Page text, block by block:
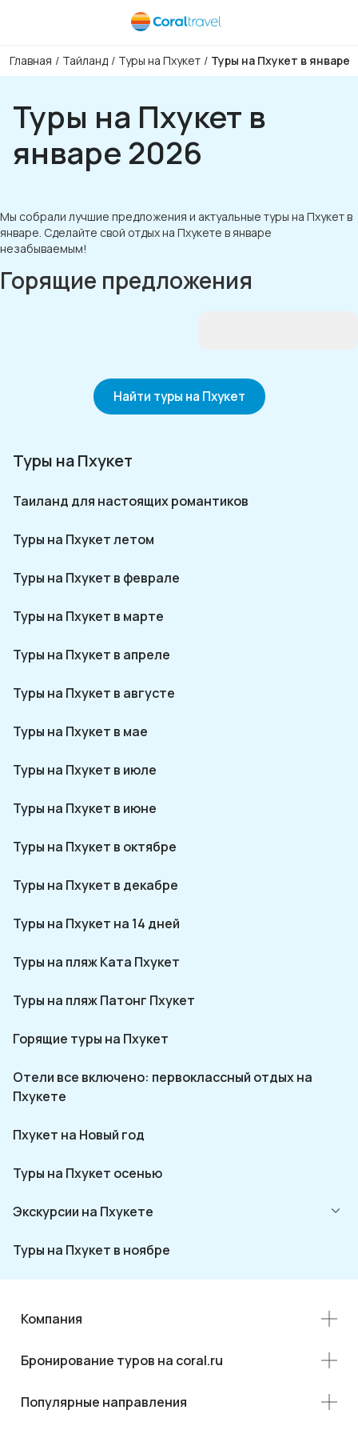
Главная / Тайланд / Туры на Пхукет / Туры на Пхукет в январе
Туры на Пхукет в
январе 2026
Мы собрали лучшие предложения и актуальные туры на Пхукет в
январе. Сделайте свой отдых на Пхукете в январе
незабываемым!
Горящие предложения
Найти туры на Пхукет
Туры на Пхукет
Таиланд для настоящих романтиков
Туры на Пхукет летом
Туры на Пхукет в феврале
Туры на Пхукет в марте
Туры на Пхукет в апреле
Туры на Пхукет в августе
Туры на Пхукет в мае
Туры на Пхукет в июле
Туры на Пхукет в июне
Туры на Пхукет в октябре
Туры на Пхукет в декабре
Туры на Пхукет на 14 дней
Туры на пляж Ката Пхукет
Туры на пляж Патонг Пхукет
Горящие туры на Пхукет
Отели все включено: первоклассный отдых на
Пхукете
Пхукет на Новый год
Туры на Пхукет осенью
Экскурсии на Пхукете
Туры на Пхукет в ноябре
Компания
Бронирование туров на coral.ru
Популярные направления